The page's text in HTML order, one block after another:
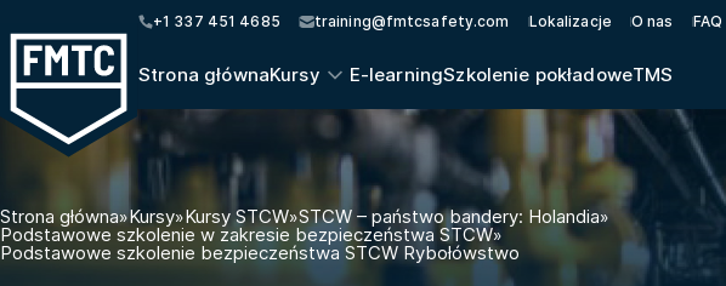
+1 337 451 4685 training@fmtcsafety.com Lokalizacje O nas FAQ
Strona głównaKursy E-learningSzkolenie pokładoweTMS
Strona główna»Kursy»Kursy STCW»STCW – państwo bandery: Holandia»
Podstawowe szkolenie w zakresie bezpieczeństwa STCW»
Podstawowe szkolenie bezpieczeństwa STCW Rybołówstwo